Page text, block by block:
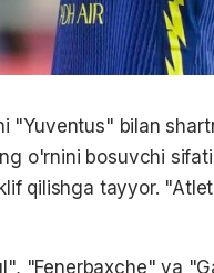
"Yuventus" bilan
o'rnini bosuvchi
qilishga tayyor.
"Fenerbaxche" va